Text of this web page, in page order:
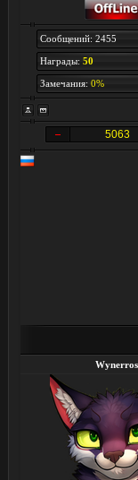
Сообщений: 2455
Награды: 50
Замечания: 0%
5063
Wynerros